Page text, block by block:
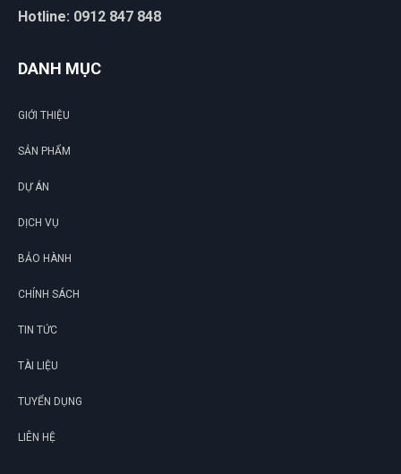
Hotline: 0912 847 848
DANH MỤC
GIỚI THIỆU
SẢN PHẨM
DỰ ÁN
DỊCH VỤ
BẢO HÀNH
CHÍNH SÁCH
TIN TỨC
TÀI LIỆU
TUYỂN DỤNG
LIÊN HỆ